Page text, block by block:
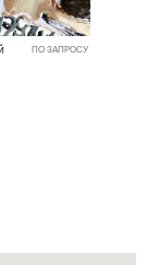
ПО ЗАПРОСУ